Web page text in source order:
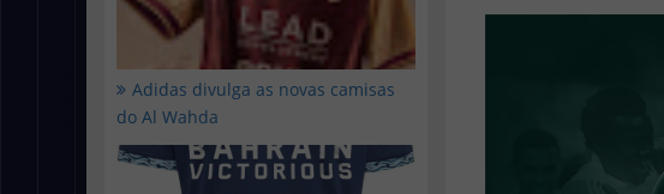
Adidas divulga as novas camisas
do Al Wahda